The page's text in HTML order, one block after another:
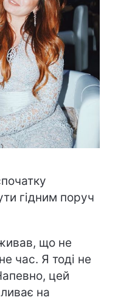
гідним поруч
що не
час. Я тоді не
цей
на